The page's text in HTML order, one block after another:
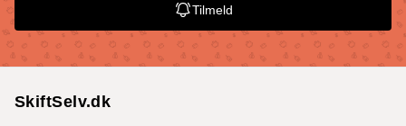
Tilmeld
SkiftSelv.dk